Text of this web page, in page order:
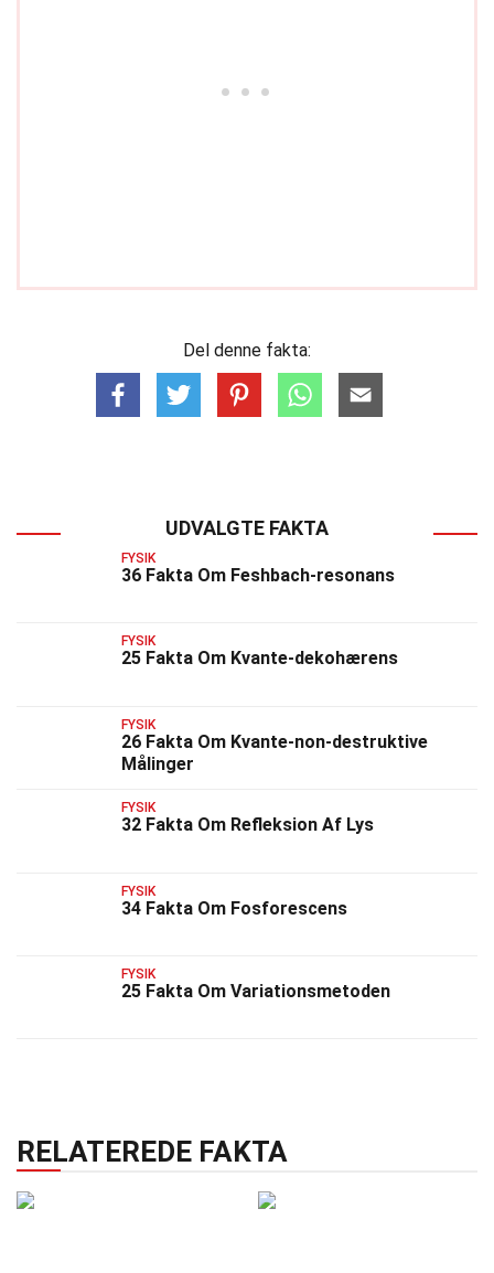
Del denne fakta:
UDVALGTE FAKTA
FYSIK
36 Fakta Om Feshbach-resonans
FYSIK
25 Fakta Om Kvante-dekohærens
FYSIK
26 Fakta Om Kvante-non-destruktive
Målinger
FYSIK
32 Fakta Om Refleksion Af Lys
FYSIK
34 Fakta Om Fosforescens
FYSIK
25 Fakta Om Variationsmetoden
RELATEREDE FAKTA